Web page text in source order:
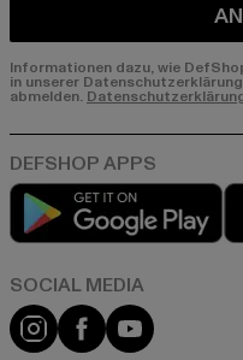
Informationen dazu, wie
in unserer
abmelden.
Instagram
FacebookYouTube